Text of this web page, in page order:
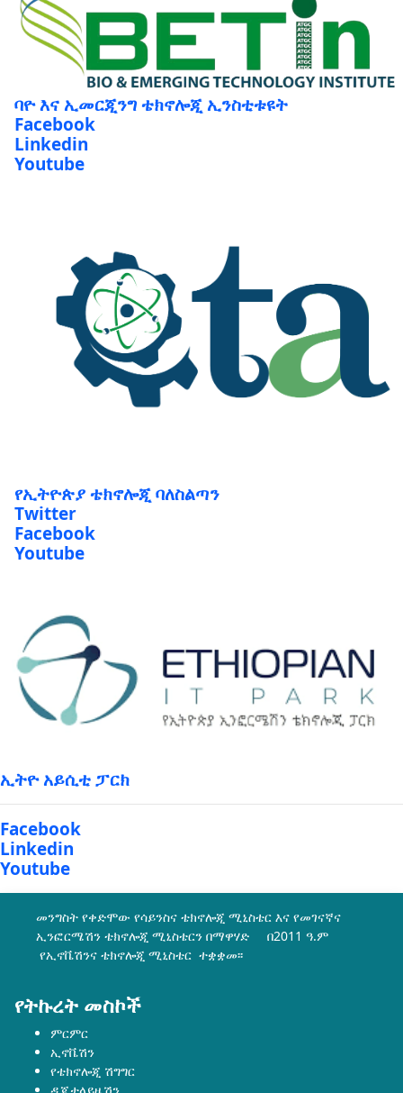
ባዮ እና ኢመርጂንግ ቴክኖሎጂ ኢንስቲቱዩት
Facebook
Linkedin
Youtube
የኢትዮጵያ ቴክኖሎጂ ባለስልጣን
Twitter
Facebook
Youtube
ኢትዮ አይሲቲ ፓርክ
Facebook
Linkedin
Youtube
መንግስት የቀድሞው የሳይንስና ቴክኖሎጂ ሚኒስቴር እና የመገናኛና
ኢንፎርሜሽን ቴክኖሎጂ ሚኒስቴርን በማዋሃድ በ2011 ዓ.ም
የኢኖቬሽንና ቴክኖሎጂ ሚኒስቴር ተቋቋመ፡፡
የትኩረት መስኮች
ምርምር
ኢኖቬሽን
የቴክኖሎጂ ሽግግር